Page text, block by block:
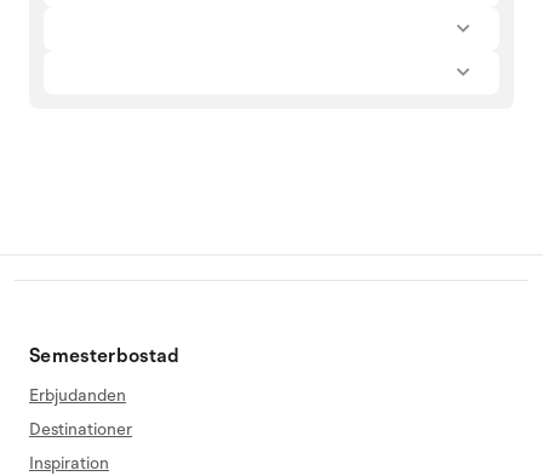
Semesterbostad
Erbjudanden
Destinationer
Inspiration